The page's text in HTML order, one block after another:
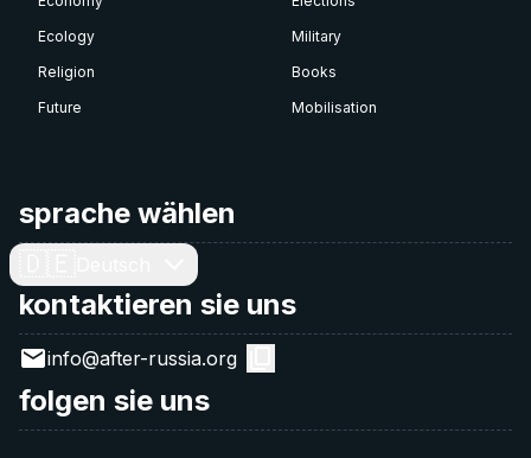
Ecology
Military
Religion
Books
Future
Mobilisation
sprache wählen
kontaktieren sie uns
info@after-russia.org
folgen sie uns